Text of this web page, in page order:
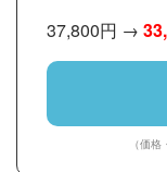
37,800円 →
（価